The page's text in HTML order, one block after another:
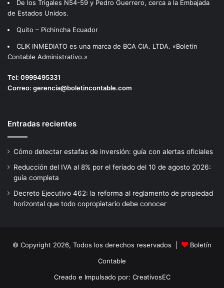
De los Trigales N54-59 y Pedro Guerrero, cerca a la Embajada
de Estados Unidos.
Quito – Pichincha Ecuador
CLIK INMEDIATO es una marca de BCA CIA. LTDA. «Boletin
Contable Administrativo.»
Tel: 0999495331
Correo: gerencia@boletincontable.com
Entradas recientes
Cómo detectar estafas de inversión: guía con alertas oficiales
Reducción del IVA al 8% por el feriado del 10 de agosto 2026:
guía completa
Decreto Ejecutivo 462: la reforma al reglamento de propiedad
horizontal que todo copropietario debe conocer
© Copyright 2026, Todos los derechos reservados |
Boletín
Contable
Creado e Impulsado por: CreativosEC